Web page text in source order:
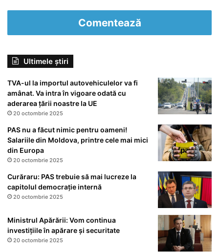
Comentează
Ultimele știri
TVA-ul la importul autovehiculelor va fi
amânat. Va intra în vigoare odată cu
aderarea țării noastre la UE
20 octombrie 2025
PAS nu a făcut nimic pentru oameni!
Salariile din Moldova, printre cele mai mici
din Europa
20 octombrie 2025
Curăraru: PAS trebuie să mai lucreze la
capitolul democrație internă
20 octombrie 2025
Ministrul Apărării: Vom continua
investițiile în apărare și securitate
20 octombrie 2025